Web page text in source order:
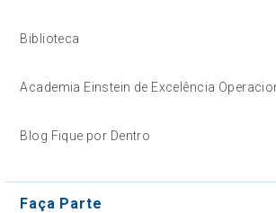
Biblioteca
Academia Einstein de Excelência
Blog Fique por Dentro
Faça Parte